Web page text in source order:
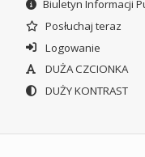
Biuletyn Informacji
Posłuchaj teraz
Logowanie
DUŻA CZCIONKA
DUŻY KONTRAST